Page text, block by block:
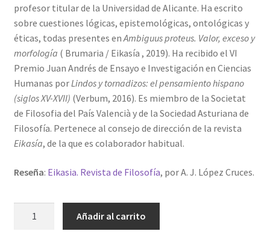
profesor titular de la Universidad de Alicante. Ha escrito
sobre cuestiones lógicas, epistemológicas, ontológicas y
éticas, todas presentes enAmbiguus proteus. Valor, exceso y
morfología ( Brumaria / Eikasía , 2019). Ha recibido el VI
Premio Juan Andrés de Ensayo e Investigación en Ciencias
Humanas porLindos y tornadizos: el pensamiento hispano
(siglos XV-XVII) (Verbum, 2016). Es miembro de la Societat
de Filosofia del País Valencià y de la Sociedad Asturiana de
Filosofía. Pertenece al consejo de dirección de la revista
Eikasía, de la que es colaborador habitual.
Reseña: Eikasia. Revista de Filosofía, por A. J. López Cruces.
Añadir al carrito